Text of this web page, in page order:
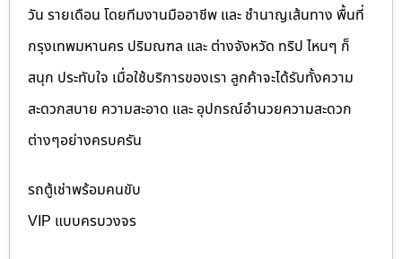
วัน รายเดือน โดยทีมงานมืออาชีพ และ ชำนาญเส้นทาง พื้นที่
กรุงเทพมหานคร ปริมณฑล และ ต่างจังหวัด ทริป ไหนๆ ก็
สนุก ประทับใจ เมื่อใช้บริการของเรา ลูกค้าจะได้รับทั้งความ
สะดวกสบาย ความสะอาด และ อุปกรณ์อำนวยความสะดวก
ต่างๆอย่างครบครัน
รถตู้เช่าพร้อมคนขับ
VIP แบบครบวงจร